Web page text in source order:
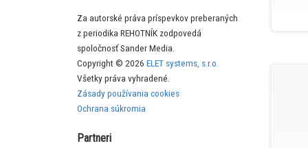
Za autorské práva príspevkov preberaných
z periodika REHOTNÍK zodpovedá
spoločnosť Sander Media.
Copyright © 2026 ELET systems, s.r.o.
Všetky práva vyhradené.
Zásady používania cookies
Ochrana súkromia
Partneri